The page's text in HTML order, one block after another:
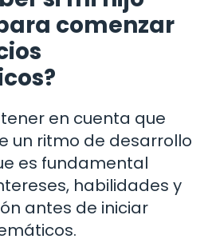
comenzar
en cuenta que
un ritmo de desarrollo
es fundamental
habilidades y
antes de iniciar